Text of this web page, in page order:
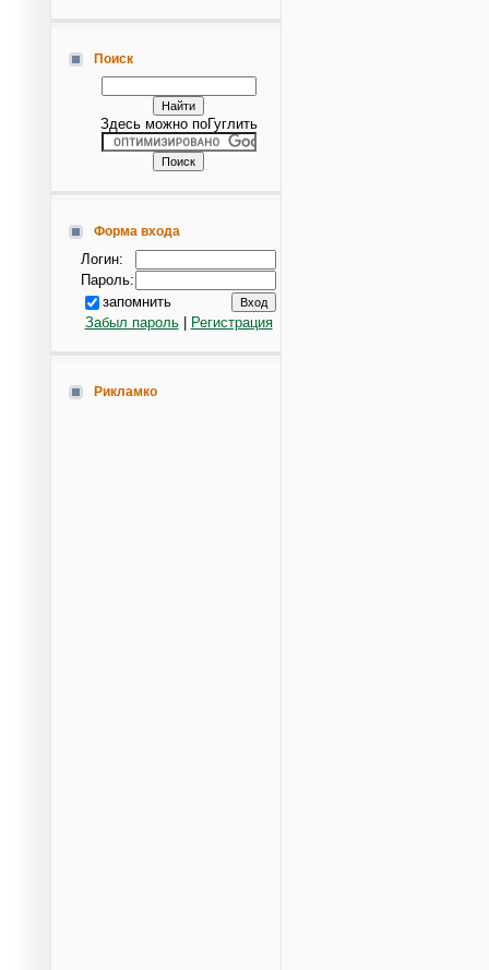
Поиск
Здесь можно поГуглить
Форма входа
Логин:
Пароль:
запомнить
Забыл пароль| Регистрация
Рикламко